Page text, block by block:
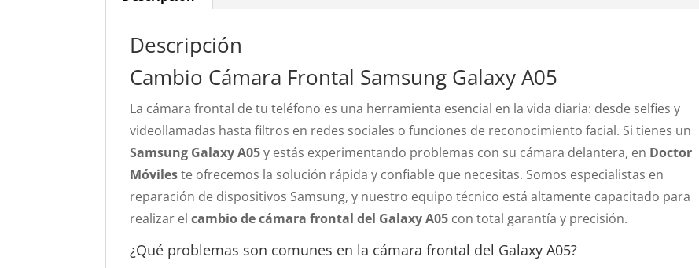
Descripción
Cambio Cámara Frontal Samsung Galaxy A05
La cámara frontal de tu teléfono es una herramienta esencial en la vida diaria: desde selfies y
videollamadas hasta filtros en redes sociales o funciones de reconocimiento facial. Si tienes un
Samsung Galaxy A05y estás experimentando problemas con su cámara delantera, en Doctor
Móvileste ofrecemos la solución rápida y confiable que necesitas. Somos especialistas en
reparación de dispositivos Samsung, y nuestro equipo técnico está altamente capacitado para
realizar elcambio de cámara frontal del Galaxy A05 con total garantía y precisión.
¿Qué problemas son comunes en la cámara frontal del Galaxy A05?